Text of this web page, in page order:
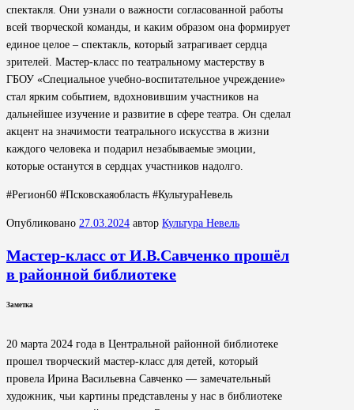
спектакля. Они узнали о важности согласованной работы
всей творческой команды, и каким образом она формирует
единое целое – спектакль, который затрагивает сердца
зрителей. Мастер-класс по театральному мастерству в
ГБОУ «Специальное учебно-воспитательное учреждение»
стал ярким событием, вдохновившим участников на
дальнейшее изучение и развитие в сфере театра. Он сделал
акцент на значимости театрального искусства в жизни
каждого человека и подарил незабываемые эмоции,
которые останутся в сердцах участников надолго.
#Регион60 #Псковскаяобласть #КультураНевель
Опубликовано 27.03.2024 автор Культура Невель
Мастер-класс от И.В.Савченко прошёл
в районной библиотеке
Заметка
20 марта 2024 года в Центральной районной библиотеке
прошел творческий мастер-класс для детей, который
провела Ирина Васильевна Савченко — замечательный
художник, чьи картины представлены у нас в библиотеке